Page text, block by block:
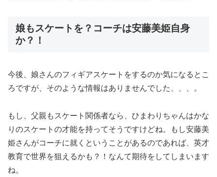
娘もスケートを？コーチは安藤美姫自身
か？！
今後、娘さんのフィギアスケートをするのか気になるとこ
ろですが、そのような情報はありませんでした、、、。
もし、父親もスケート関係者なら、ひまわりちゃんはかな
りのスケートの才能を持ってそうですけどね。もし安藤美
姫さんがコーチに就く ということがあるのであれば、英才
教育で世界を狙えるかも？！なんて期待をしてしまいます
ね。